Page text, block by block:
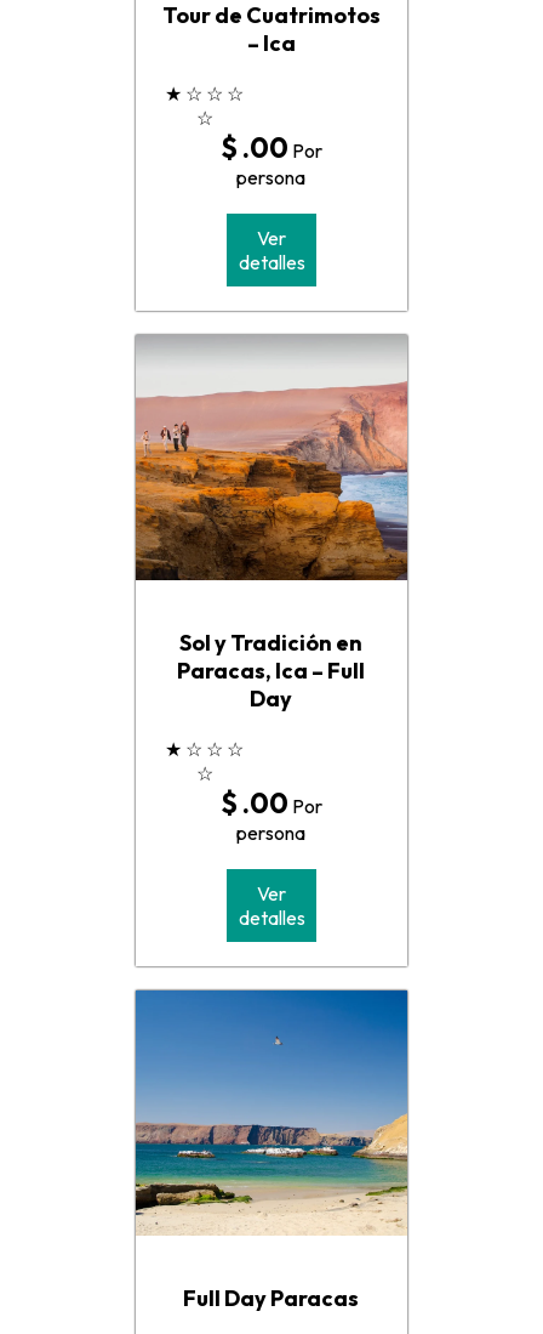
Tour de Cuatrimotos
– Ica
★ ☆ ☆ ☆
☆
$ .00 Por
persona
Ver
detalles
Sol y Tradición en
Paracas, Ica – Full
Day
★ ☆ ☆ ☆
☆
$ .00 Por
persona
Ver
detalles
Full Day Paracas